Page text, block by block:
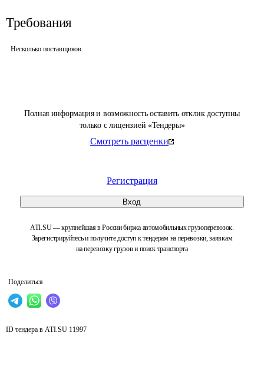
Полная информация и возможность оставить отклик доступны
только с лицензией «Тендеры»
Смотреть расценки
Регистрация
Вход
ATI.SU — крупнейшая в России биржа автомобильных грузоперевозок.
Зарегистрируйтесь и получите доступ к тендерам на перевозки, заявкам
на перевозку грузов и поиск транспорта
Поделиться
Требования
Несколько поставщиков
ID тендера в ATI.SU 11997